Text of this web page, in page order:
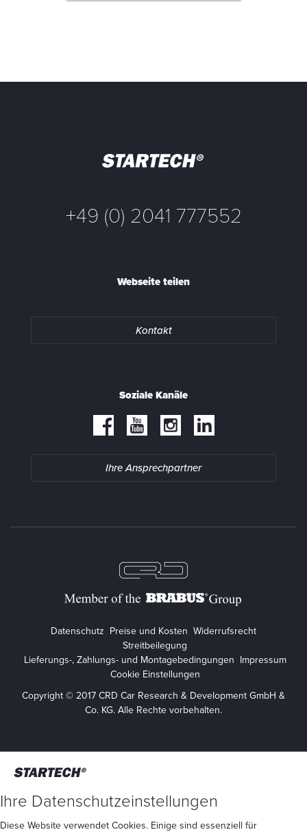
+49 (0) 2041 777552
Webseite teilen
Kontakt
Soziale Kanäle
Ihre Ansprechpartner
Datenschutz Preise und Kosten Widerrufsrecht
Streitbeilegung
Lieferungs-, Zahlungs- und Montagebedingungen Impressum
Cookie Einstellungen
Copyright © 2017 CRD Car Research & Development GmbH &
Co. KG. Alle Rechte vorbehalten.
Ihre Datenschutzeinstellungen
Diese Website verwendet Cookies. Einige sind essenziell für